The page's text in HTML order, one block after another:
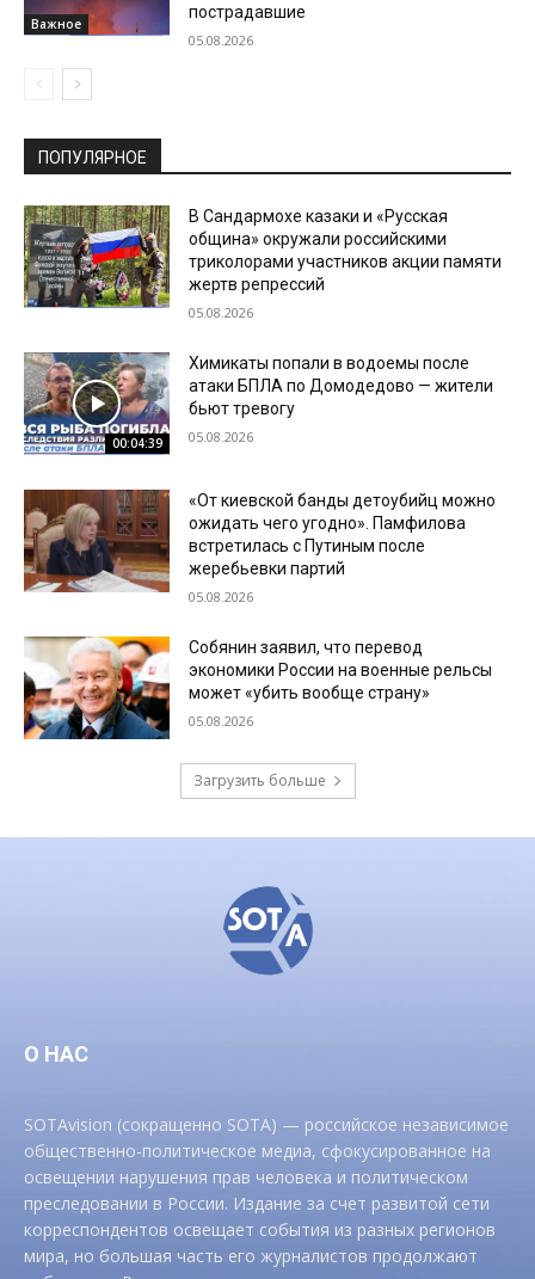
Важное
пострадавшие
05.08.2026
ПОПУЛЯРНОЕ
В Сандармохе казаки и «Русская
община» окружали российскими
триколорами участников акции памяти
жертв репрессий
05.08.2026
00:04:39
Химикаты попали в водоемы после
атаки БПЛА по Домодедово — жители
бьют тревогу
05.08.2026
«От киевской банды детоубийц можно
ожидать чего угодно». Памфилова
встретилась с Путиным после
жеребьевки партий
05.08.2026
Собянин заявил, что перевод
экономики России на военные рельсы
может «убить вообще страну»
05.08.2026
Загрузить больше
О НАС
SOTAvision (сокращенно SOTA) — российское независимое
общественно-политическое медиа, сфокусированное на
освещении нарушения прав человека и политическом
преследовании в России. Издание за счет развитой сети
корреспондентов освещает события из разных регионов
мира, но большая часть его журналистов продолжают